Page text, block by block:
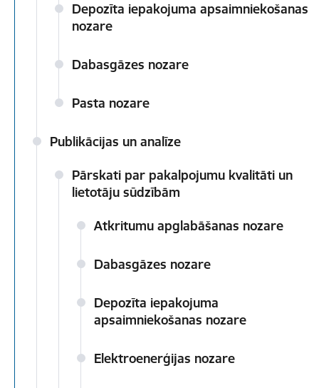
Depozīta iepakojuma apsaimniekošanas
nozare
Dabasgāzes nozare
Pasta nozare
Publikācijas un analīze
Pārskati par pakalpojumu kvalitāti un
lietotāju sūdzībām
Atkritumu apglabāšanas nozare
Dabasgāzes nozare
Depozīta iepakojuma
apsaimniekošanas nozare
Elektroenerģijas nozare